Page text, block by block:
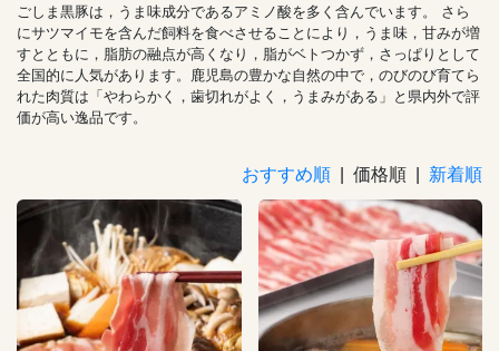
ごしま黒豚は，うま味成分であるアミノ酸を多く含んでいます。 さら
にサツマイモを含んだ飼料を食べさせることにより，うま味，甘みが増
すとともに，脂肪の融点が高くなり，脂がベトつかず，さっぱりとして
全国的に人気があります。鹿児島の豊かな自然の中で，のびのび育てら
れた肉質は「やわらかく，歯切れがよく，うまみがある」と県内外で評
価が高い逸品です。
おすすめ順 | 価格順 | 新着順